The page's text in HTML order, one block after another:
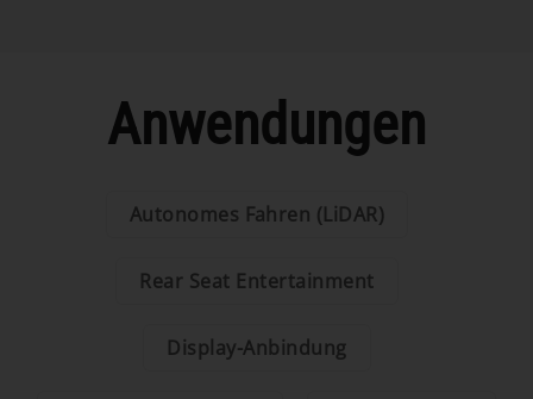
Anwendungen
Autonomes Fahren (LiDAR)
Rear Seat Entertainment
Display-Anbindung